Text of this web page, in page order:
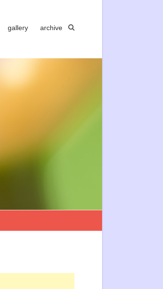
gallery archive